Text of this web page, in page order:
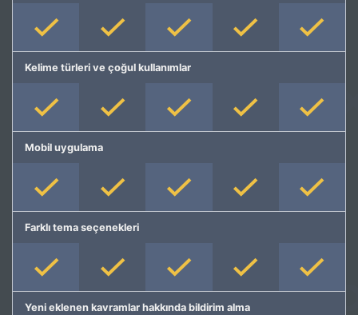
Kelime türleri ve çoğul kullanımlar
Mobil uygulama
Farklı tema seçenekleri
Yeni eklenen kavramlar hakkında bildirim alma